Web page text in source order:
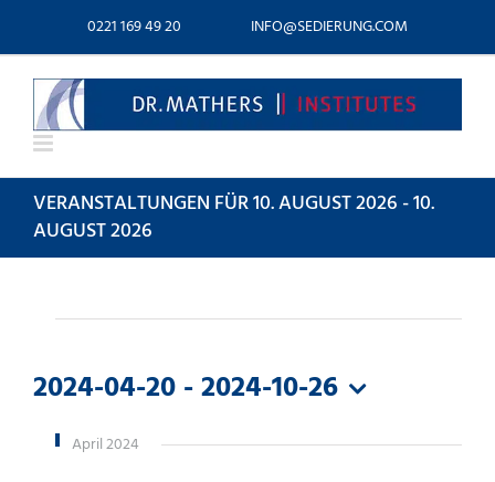
0221 169 49 20 INFO@SEDIERUNG.COM
VERANSTALTUNGEN FÜR 10. AUGUST 2026 - 10.
AUGUST 2026
2024-04-20 - 2024-10-26
Datum
wählen.
April 2024